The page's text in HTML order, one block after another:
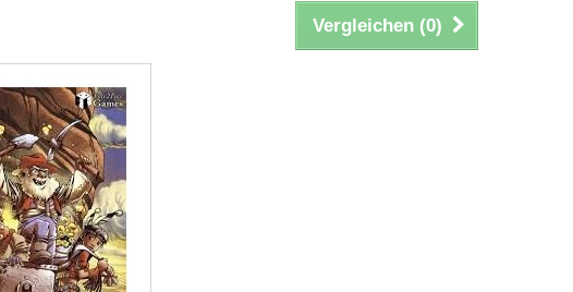
Vergleichen (0)